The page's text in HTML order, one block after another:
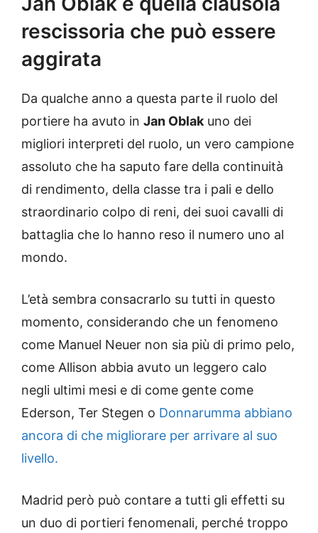
rescissoria che può essere
aggirata
Da qualche anno a questa parte il ruolo del
portiere ha avuto in Jan Oblak uno dei
migliori interpreti del ruolo, un vero campione
assoluto che ha saputo fare della continuità
di rendimento, della classe tra i pali e dello
straordinario colpo di reni, dei suoi cavalli di
battaglia che lo hanno reso il numero uno al
mondo.
L’età sembra consacrarlo su tutti in questo
momento, considerando che un fenomeno
come Manuel Neuer non sia più di primo pelo,
come Allison abbia avuto un leggero calo
negli ultimi mesi e di come gente come
Ederson, Ter Stegen o Donnarumma abbiano
ancora di che migliorare per arrivare al suo
livello.
Madrid però può contare a tutti gli effetti su
un duo di portieri fenomenali, perché troppo